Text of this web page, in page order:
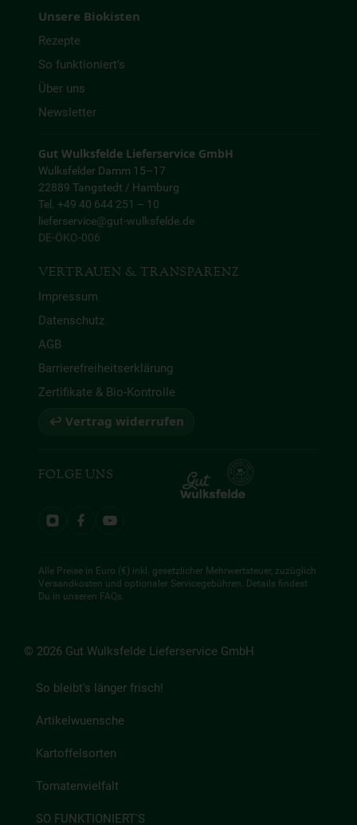
Unsere Biokisten
Rezepte
So funktioniert’s
Über uns
Newsletter
Gut Wulksfelde Lieferservice GmbH
Wulksfelder Damm 15–17
22889 Tangstedt / Hamburg
Tel. +49 40 644 251 – 10
lieferservice@gut-wulksfelde.de
DE-ÖKO-006
VERTRAUEN & TRANSPARENZ
Impressum
Datenschutz
AGB
Barrierefreiheitserklärung
Zertifikate & Bio-Kontrolle
↩ Vertrag widerrufen
FOLGE UNS
Alle Preise in Euro (€) inkl. gesetzlicher Mehrwertsteuer, zuzüglich
Versandkosten und optionaler Servicegebühren. Details findest
Du in unseren FAQs.
© 2026 Gut Wulksfelde Lieferservice GmbH
So bleibt's länger frisch!
Artikelwuensche
Kartoffelsorten
Tomatenvielfalt
SO FUNKTIONIERT'S